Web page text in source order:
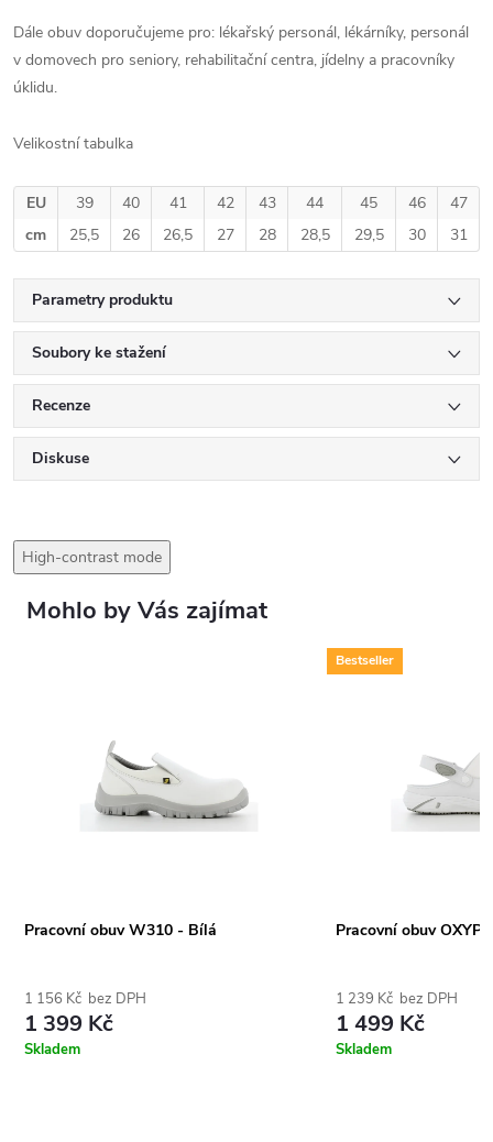
Dále obuv doporučujeme pro: lékařský personál, lékárníky, personál
v domovech pro seniory, rehabilitační centra, jídelny a pracovníky
úklidu.
Velikostní tabulka
EU 39 40 41 42 43 44 45 46
47
cm
25,5 26 26,5 27 28 28,5 29,5 30 31
Parametry produktu
Soubory ke stažení
Recenze
Diskuse
High-contrast mode
Mohlo by Vás zajímat
Pracovní obuv W310 - Bílá
1 156 Kč bez DPH
1 399 Kč
Skladem
Bestseller
Pracovní obuv
1 239 Kč bez DPH
1 499 Kč
Skladem